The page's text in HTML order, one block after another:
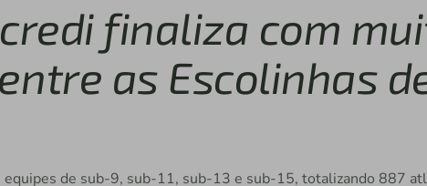
finaliza com
as Escolinhas
de sub-9, sub-11, sub-13 e sub-15, totalizando 887